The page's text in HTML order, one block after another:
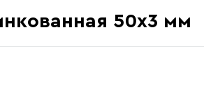
50х3 мм